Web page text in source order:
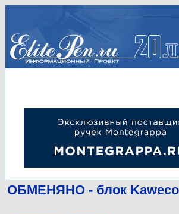
ОБМЕНЯНО - блок Kaweco